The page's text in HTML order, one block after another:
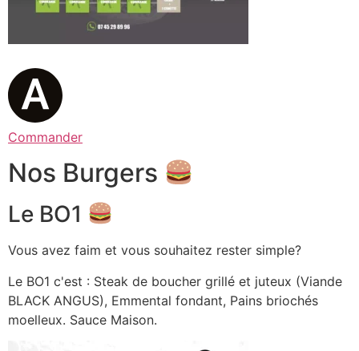
Commander
Nos Burgers
Le BO1
Vous avez faim et vous souhaitez rester simple?
Le BO1 c'est : Steak de boucher grillé et juteux (Viande
BLACK ANGUS), Emmental fondant, Pains briochés
moelleux. Sauce Maison.